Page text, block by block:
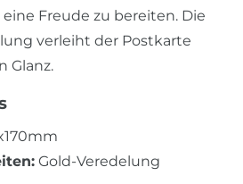
Freude zu bereiten. Die
verleiht der Postkarte
Glanz.
Gold-Veredelung